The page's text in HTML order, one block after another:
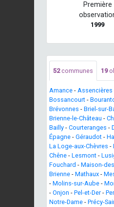
Première
1999
52communes 19
Amance - Assencières
Bossancourt -
Brévonnes - Briel-sur-
Brienne-le-Château -
Bailly - Courteranges -
Épagne - Géraudot -
La Loge-aux-Chèvres -
Chêne - Lesmont -
Fouchard - Maison-
Brienne - Mathaux -
- Molins-sur-Aube -
- Onjon - Pel-et-Der-
Notre-Dame - Précy-